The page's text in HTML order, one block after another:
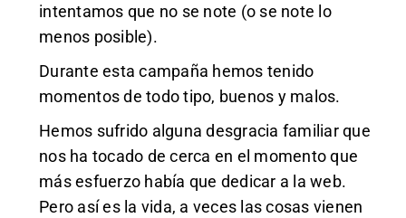
intentamos que no se note (o se note lo
menos posible).
Durante esta campaña hemos tenido
momentos de todo tipo, buenos y malos.
Hemos sufrido alguna desgracia familiar que
nos ha tocado de cerca en el momento que
más esfuerzo había que dedicar a la web.
Pero así es la vida, a veces las cosas vienen